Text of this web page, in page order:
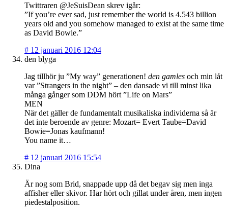
Twittraren @JeSuisDean skrev igår:
”If you’re ever sad, just remember the world is 4.543 billion
years old and you somehow managed to exist at the same time
as David Bowie.”
# 12 januari 2016 12:04
den blyga
Jag tillhör ju ”My way” generationen! den gamles och min låt
var ”Strangers in the night” – den dansade vi till minst lika
många gånger som DDM hört ”Life on Mars”
MEN
När det gäller de fundamentalt musikaliska individerna så är
det inte beroende av genre: Mozart= Evert Taube=David
Bowie=Jonas kaufmann!
You name it…
# 12 januari 2016 15:54
Dina
Är nog som Brid, snappade upp då det begav sig men inga
affisher eller skivor. Har hört och gillat under åren, men ingen
piedestalposition.